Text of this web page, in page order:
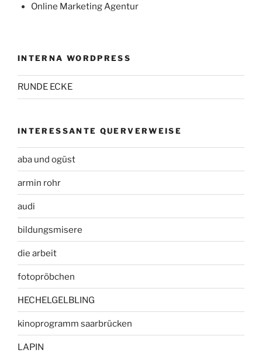
Online Marketing Agentur
INTERNA WORDPRESS
RUNDE ECKE
INTERESSANTE QUERVERWEISE
aba und ogüst
armin rohr
audi
bildungsmisere
die arbeit
fotopröbchen
HECHELGELBLING
kinoprogramm saarbrücken
LAPIN